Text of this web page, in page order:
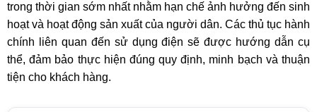
trong thời gian sớm nhất nhằm hạn chế ảnh hưởng đến sinh
hoạt và hoạt động sản xuất của người dân. Các thủ tục hành
chính liên quan đến sử dụng điện sẽ được hướng dẫn cụ
thể, đảm bảo thực hiện đúng quy định, minh bạch và thuận
tiện cho khách hàng.